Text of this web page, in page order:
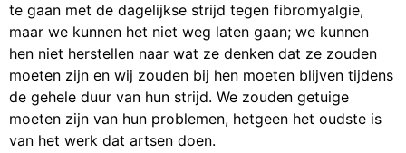
te gaan met de dagelijkse strijd tegen fibromyalgie,
maar we kunnen het niet weg laten gaan; we kunnen
hen niet herstellen naar wat ze denken dat ze zouden
moeten zijn en wij zouden bij hen moeten blijven tijdens
de gehele duur van hun strijd. We zouden getuige
moeten zijn van hun problemen, hetgeen het oudste is
van het werk dat artsen doen.